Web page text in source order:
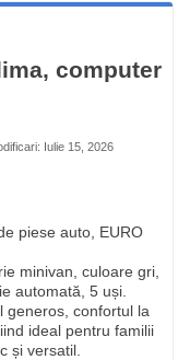
computer
Iulie 15, 2026
piese auto, EURO
minivan, culoare gri,
automată, 5 uși.
generos, confortul la
ideal pentru familii
și versatil.